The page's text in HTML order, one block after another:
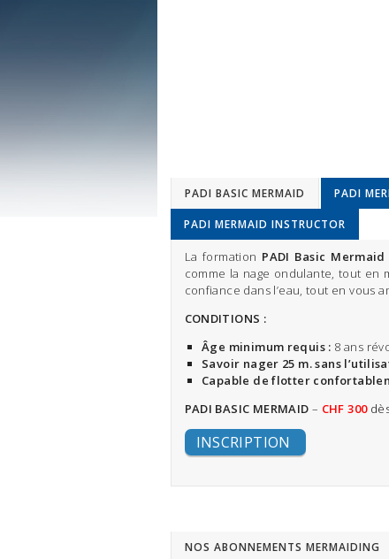
PADI BASIC MERMAID PADI
PADI MERMAID INSTRUCTOR
La formation PADI Basic Mermaid
comme la nage ondulante, tout en
confiance dans l’eau, tout en vous
CONDITIONS :
Âge minimum requis : 8 ans
Savoir nager 25 m. sans
Capable de flotter
PADI BASIC MERMAID – CHF 300
INSCRIPTION
NOS ABONNEMENTS MERMAIDING